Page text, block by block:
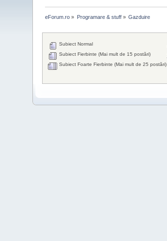
eForum.ro » Programare & stuff» Gazduire
Subiect Normal
Subiect Fierbinte (Mai mult de 15 postări)
Subiect Foarte Fierbinte (Mai mult de 25 postări)